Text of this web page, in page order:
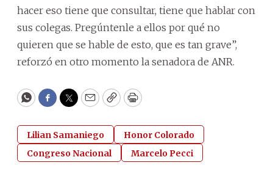
hacer eso tiene que consultar, tiene que hablar con
sus colegas. Pregúntenle a ellos por qué no
quieren que se hable de esto, que es tan grave”,
reforzó en otro momento la senadora de ANR.
WhatsApp
Facebook
Twitter
EmailCopyPrint
Lilian Samaniego
Honor Colorado
Congreso Nacional
Marcelo Pecci